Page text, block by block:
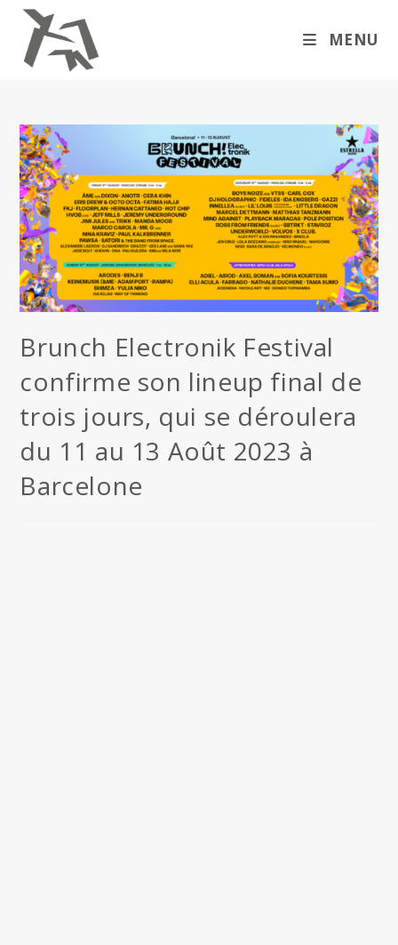
content
MENU
Brunch Electronik Festival
confirme son lineup final de
trois jours, qui se déroulera
du 11 au 13 Août 2023 à
Barcelone